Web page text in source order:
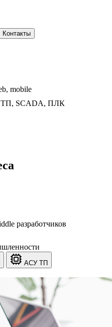
Контакты
mobile
SCADA, ПЛК
разработчиков
АСУ ТП